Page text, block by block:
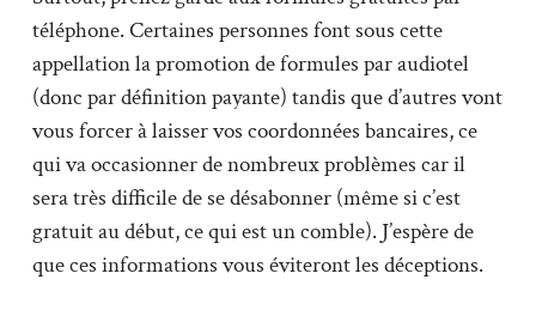
téléphone. Certaines personnes font sous cette
appellation la promotion de formules par audiotel
(donc par définition payante) tandis que d’autres vont
vous forcer à laisser vos coordonnées bancaires, ce
qui va occasionner de nombreux problèmes car il
sera très difficile de se désabonner (même si c’est
gratuit au début, ce qui est un comble). J’espère de
que ces informations vous éviteront les déceptions.